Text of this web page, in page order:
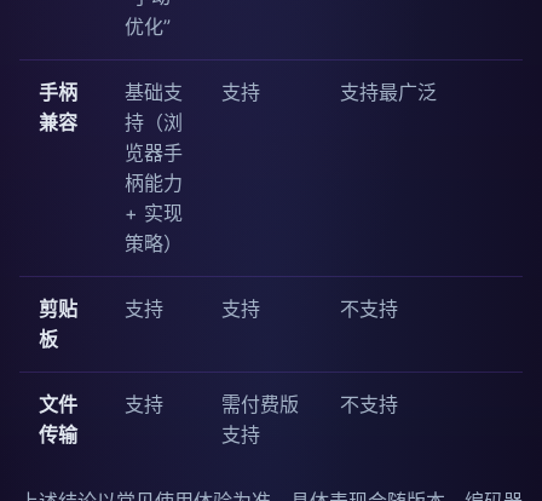
优化”
手柄
兼容
基础支
持（浏
览器手
柄能力
+ 实现
策略）
支持 支持最广泛
剪贴
板
支持 支持 不支持
文件
传输
支持
需付费版
支持
不支持